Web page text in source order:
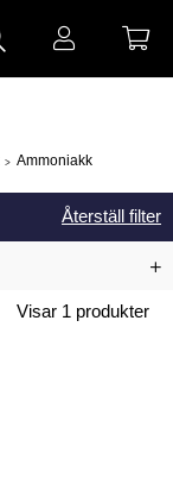
> Ammoniakk
Återställ filter
Visar 1 produkter